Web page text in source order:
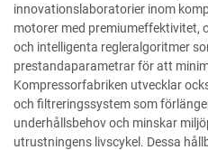
innovationslaboratorier inom
motorer med premiumeffektivitet,
och intelligenta regleralgoritmer
prestandaparametrar för att
Kompressorfabriken utvecklar
och filtreringssystem som
underhållsbehov och minskar
utrustningens livscykel. Dessa